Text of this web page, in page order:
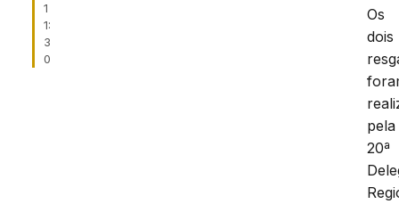
1
1:
3
0
Os
dois
pela
20ª